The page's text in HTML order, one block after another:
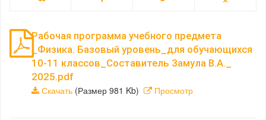
Рабочая программа учебного предмета
_Физика. Базовый уровень_для обучающихся
10-11 классов_Составитель Замула В.А._
2025.pdf
Скачать (Размер 981 Kb) Просмотр